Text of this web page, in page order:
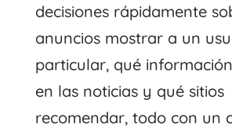
decisiones rápidamente
anuncios mostrar a un
particular, qué
en las noticias y qué sitios
recomendar, todo con un